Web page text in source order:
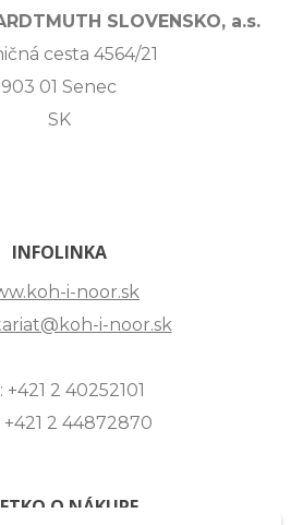
SLOVENSKO, a.s.
cesta 4564/21
903 01 Senec
SK
INFOLINKA
i-noor.sk
i-noor.sk
+421 2 40252101
+421 2 44872870
O NÁKUPE